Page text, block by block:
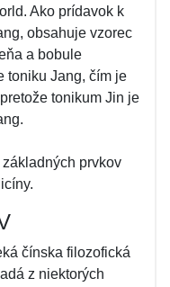
Ako prídavok k
obsahuje vzorec
a bobule
toniku Jang, čím je
tonikum Jin je
prvkov
čínska filozofická
z niektorých